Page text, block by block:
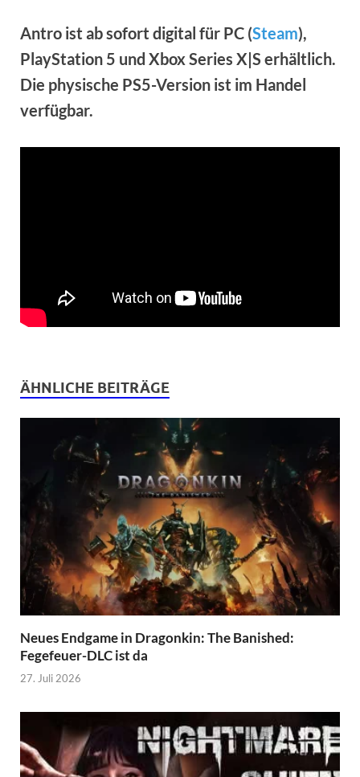
Antro ist ab sofort digital für PC (Steam),
PlayStation 5 und Xbox Series X|S erhältlich.
Die physische PS5-Version ist im Handel
verfügbar.
ÄHNLICHE BEITRÄGE
Neues Endgame in Dragonkin: The Banished:
Fegefeuer-DLC ist da
27. Juli 2026